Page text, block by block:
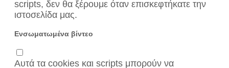
scripts, δεν θα ξέρουμε όταν επισκεφτήκατε την
ιστοσελίδα μας.
Ενσωματωμένα βίντεο
Αυτά τα cookies και scripts μπορούν να